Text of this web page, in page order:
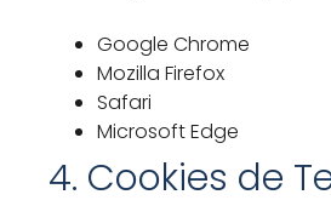
Google Chrome
Mozilla Firefox
Safari
Microsoft Edge
4. Cookies de